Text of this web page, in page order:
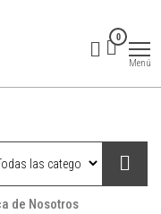
0
Menú
de Nosotros